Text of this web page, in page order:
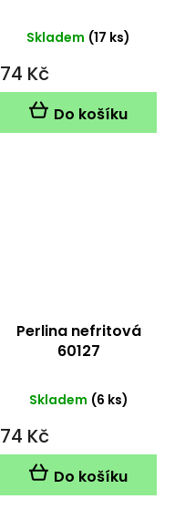
Skladem (17 ks)
74 Kč
Do košíku
Perlina nefritová
60127
Skladem (6 ks)
74 Kč
Do košíku